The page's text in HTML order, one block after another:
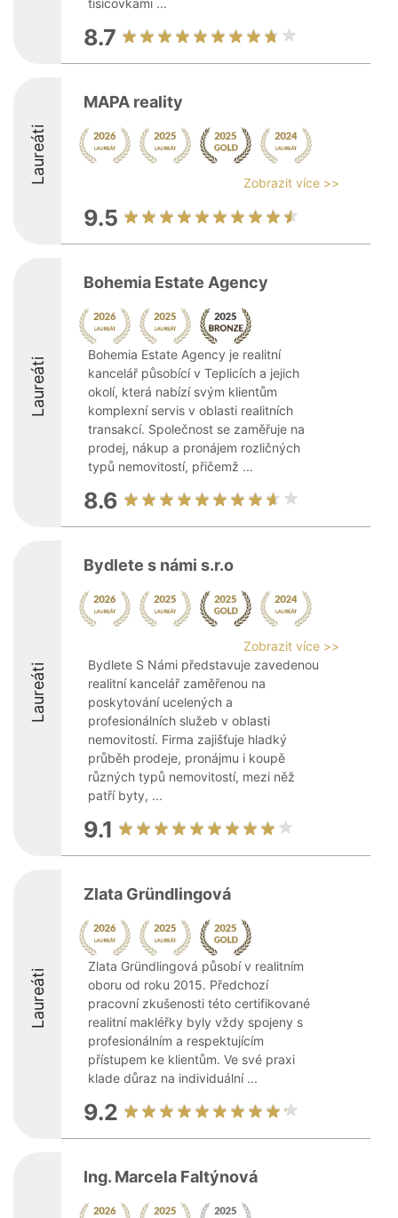
tisícovkami ...
8.7
Laureáti
MAPA reality
Zobrazit více >>
9.5
Laureáti
Bohemia Estate Agency
Bohemia Estate Agency je realitní
kancelář působící v Teplicích a jejich
okolí, která nabízí svým klientům
komplexní servis v oblasti realitních
transakcí. Společnost se zaměřuje na
prodej, nákup a pronájem rozličných
typů nemovitostí, přičemž ...
8.6
Laureáti
Bydlete s námi s.r.o
Zobrazit více >>
Bydlete S Námi představuje zavedenou
realitní kancelář zaměřenou na
poskytování ucelených a
profesionálních služeb v oblasti
nemovitostí. Firma zajišťuje hladký
průběh prodeje, pronájmu i koupě
různých typů nemovitostí, mezi něž
patří byty, ...
9.1
Laureáti
Zlata Gründlingová
Zlata Gründlingová působí v realitním
oboru od roku 2015. Předchozí
pracovní zkušenosti této certifikované
realitní makléřky byly vždy spojeny s
profesionálním a respektujícím
přístupem ke klientům. Ve své praxi
klade důraz na individuální ...
9.2
Ing. Marcela Faltýnová